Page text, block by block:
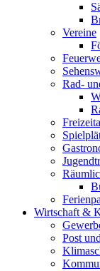
Vereine
Rad-
Wirtschaft &
Post